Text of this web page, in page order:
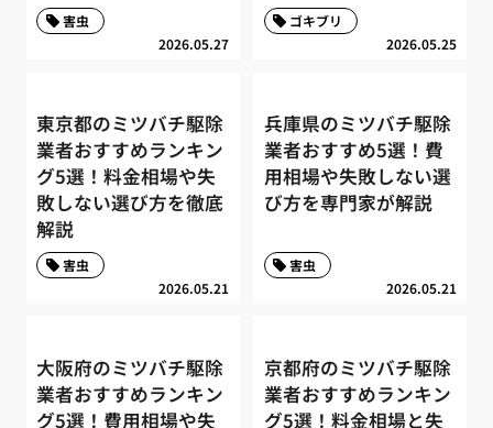
2026.05.27
害虫
2026.05.25
ゴキブリ
東京都のミツバチ駆除
業者おすすめランキン
グ5選！料金相場や失
敗しない選び方を徹底
解説
2026.05.21
害虫
兵庫県のミツバチ駆除
業者おすすめ5選！費
用相場や失敗しない選
び方を専門家が解説
2026.05.21
害虫
大阪府のミツバチ駆除
業者おすすめランキン
グ5選！費用相場や失
京都府のミツバチ駆除
業者おすすめランキン
グ5選！料金相場と失